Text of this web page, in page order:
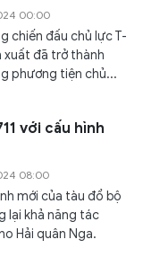
00:00
chiến đấu chủ lực T-
xuất đã trở thành
phương tiện chủ...
với cấu hình
08:00
mới của tàu đổ bộ
lại khả năng tác
Hải quân Nga.